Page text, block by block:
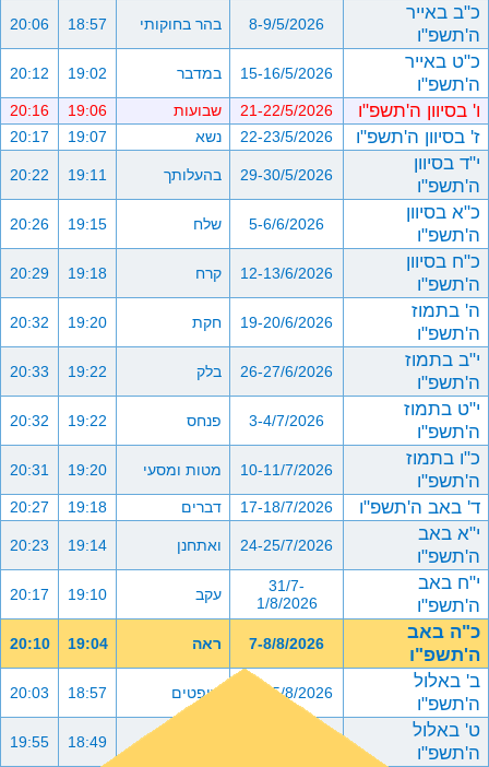
כ"ב באייר
ה'תשפ"ו
8-9/5/2026 בהר בחוקותי 18:57
20:06
כ"ט באייר
ה'תשפ"ו
15-16/5/2026 במדבר 19:02
20:12
ו' בסיוון ה'תשפ"ו 21-22/5/2026 שבועות 19:06
20:16
ז' בסיוון ה'תשפ"ו 22-23/5/2026 נשא 19:07
20:17
י"ד בסיוון
ה'תשפ"ו
29-30/5/2026 בהעלותך 19:11
20:22
כ"א בסיוון
ה'תשפ"ו
5-6/6/2026 שלח 19:15
20:26
כ"ח בסיוון
ה'תשפ"ו
12-13/6/2026 קרח 19:18
20:29
ה' בתמוז
ה'תשפ"ו
19-20/6/2026 חקת 19:20
20:32
י"ב בתמוז
ה'תשפ"ו
26-27/6/2026 בלק 19:22
20:33
י"ט בתמוז
ה'תשפ"ו
3-4/7/2026 פנחס 19:22
20:32
כ"ו בתמוז
ה'תשפ"ו
10-11/7/2026 מטות ומסעי 19:20
20:31
ד' באב ה'תשפ"ו 17-18/7/2026 דברים 19:18
20:27
י"א באב
ה'תשפ"ו
24-25/7/2026 ואתחנן 19:14
20:23
י"ח באב
ה'תשפ"ו
31/7-
1/8/2026
עקב 19:10
20:17
כ"ה באב
ה'תשפ"ו
7-8/8/2026 ראה 19:04
20:10
ב' באלול
ה'תשפ"ו
14-15/8/2026 שופטים 18:57
20:03
ט' באלול
ה'תשפ"ו
18:49
19:55